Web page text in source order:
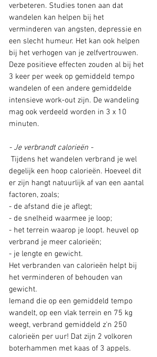
verbeteren. Studies tonen aan dat
wandelen kan helpen bij het
verminderen van angsten, depressie en
een slecht humeur. Het kan ook helpen
bij het verhogen van je zelfvertrouwen.
Deze positieve effecten zouden al bij het
3 keer per week op gemiddeld tempo
wandelen of een andere gemiddelde
intensieve work-out zijn. De wandeling
mag ook verdeeld worden in 3 x 10
minuten.
- Je verbrandt calorieën -
degelijk een hoop calorieën. Hoeveel dit
er zijn hangt natuurlijk af van een aantal
factoren, zoals;
- de afstand die je aflegt;
- de snelheid waarmee je loop;
- het terrein waarop je loopt. heuvel op
verbrand je meer calorieën;
- je lengte en gewicht.
Het verbranden van calorieën helpt bij
het verminderen of behouden van
gewicht.
Iemand die op een gemiddeld tempo
wandelt, op een vlak terrein en 75 kg
weegt, verbrand gemiddeld z'n 250
calorieën per uur! Dat zijn 2 volkoren
boterhammen met kaas of 3 appels.